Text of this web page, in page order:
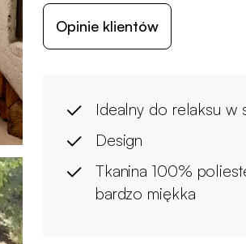
Opinie klientów
Idealny do relaksu w
Design
Tkanina 100%
bardzo miękka